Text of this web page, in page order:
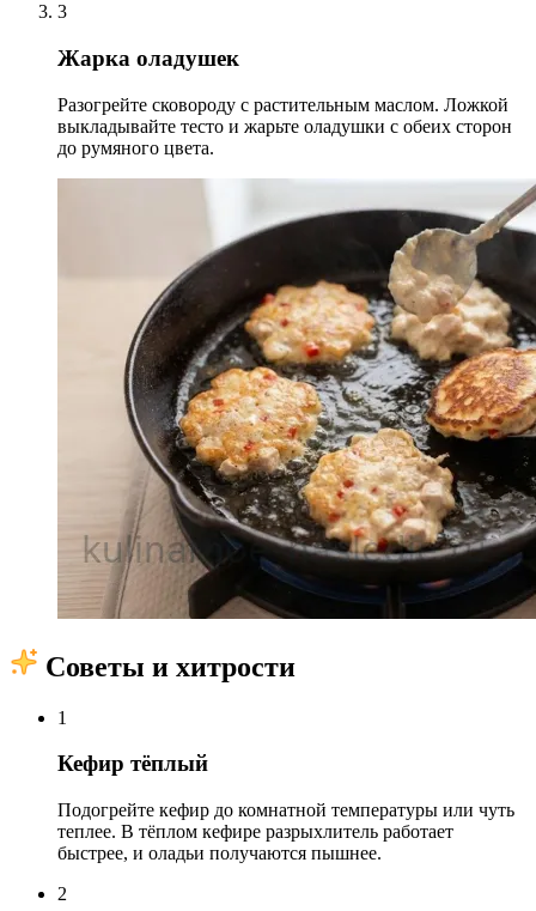
3
Жарка оладушек
Разогрейте сковороду с растительным маслом. Ложкой
выкладывайте тесто и жарьте оладушки с обеих сторон
до румяного цвета.
Советы и хитрости
1
Кефир тёплый
Подогрейте кефир до комнатной температуры или чуть
теплее. В тёплом кефире разрыхлитель работает
быстрее, и оладьи получаются пышнее.
2